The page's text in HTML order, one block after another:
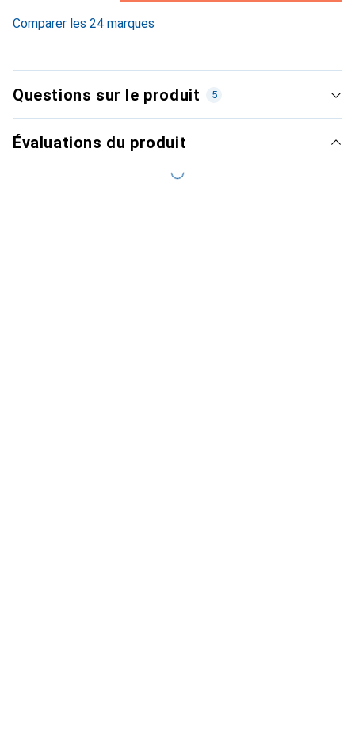
Comparer les 24 marques
Questions sur le produit 5
Évaluations du produit